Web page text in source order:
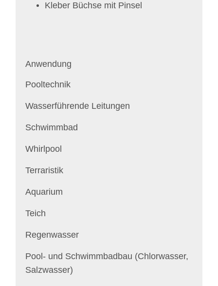
Kleber Büchse mit Pinsel
Anwendung
Pooltechnik
Wasserführende Leitungen
Schwimmbad
Whirlpool
Terraristik
Aquarium
Teich
Regenwasser
Pool- und Schwimmbadbau (Chlorwasser,
Salzwasser)